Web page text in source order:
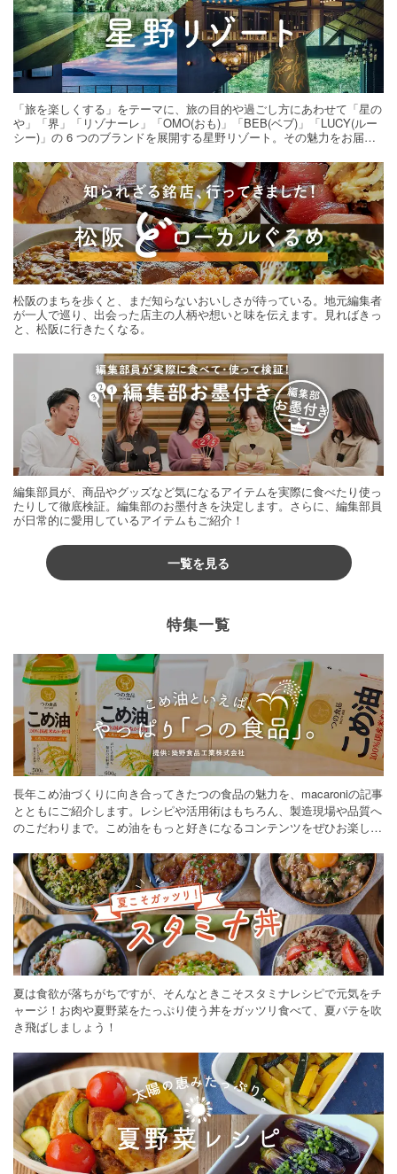
「旅を楽しくする」をテーマに、旅の目的や過ごし方にあわせて「星の
や」「界」「リゾナーレ」「OMO(おも)」「BEB(ベブ)」「LUCY(ルー
シー)」の 6 つのブランドを展開する星野リゾート。その魅力をお届け
松阪のまちを歩くと、まだ知らないおいしさが待っている。地元編集者
が一人で巡り、出会った店主の人柄や想いと味を伝えます。見ればきっ
と、松阪に行きたくなる。
編集部員が、商品やグッズなど気になるアイテムを実際に食べたり使っ
たりして徹底検証。編集部のお墨付きを決定します。さらに、編集部員
が日常的に愛用しているアイテムもご紹介！
一覧を見る
特集一覧
長年こめ油づくりに向き合ってきたつの食品の魅力を、macaroniの記事
とともにご紹介します。レシピや活用術はもちろん、製造現場や品質へ
のこだわりまで。こめ油をもっと好きになるコンテンツをぜひお楽しみ
夏は食欲が落ちがちですが、そんなときこそスタミナレシピで元気をチ
ャージ！お肉や夏野菜をたっぷり使う丼をガッツリ食べて、夏バテを吹
き飛ばしましょう！